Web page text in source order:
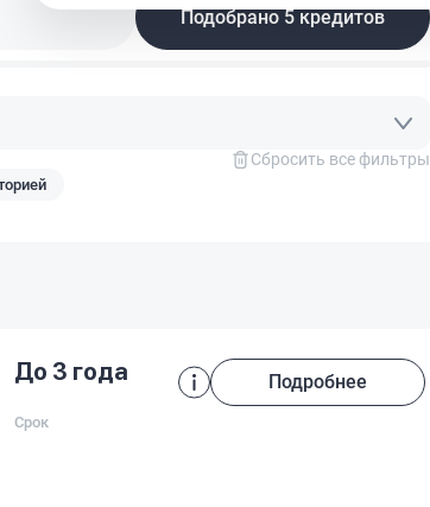
Подобрано 5 кредитов
Сбросить все фильтры
До 3 года
Срок
Подробнее